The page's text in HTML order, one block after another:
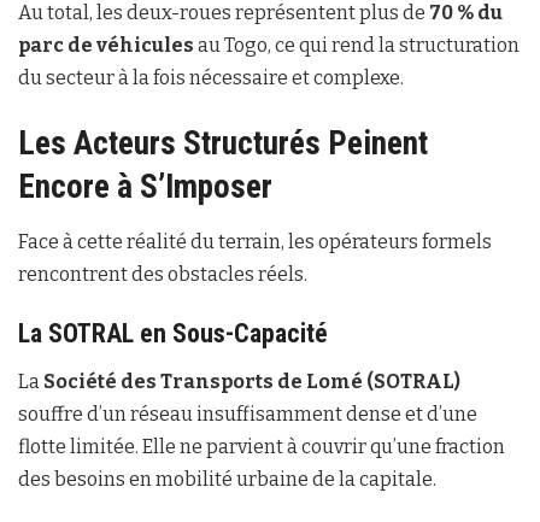
Au total, les deux-roues représentent plus de 70 % du
parc de véhicules au Togo, ce qui rend la structuration
du secteur à la fois nécessaire et complexe.
Les Acteurs Structurés Peinent
Encore à S’Imposer
Face à cette réalité du terrain, les opérateurs formels
rencontrent des obstacles réels.
La SOTRAL en Sous-Capacité
La Société des Transports de Lomé (SOTRAL)
souffre d’un réseau insuffisamment dense et d’une
flotte limitée. Elle ne parvient à couvrir qu’une fraction
des besoins en mobilité urbaine de la capitale.